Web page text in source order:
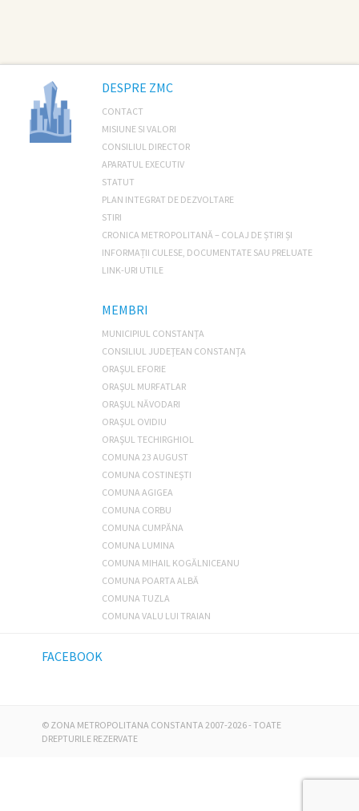
DESPRE ZMC
CONTACT
MISIUNE SI VALORI
CONSILIUL DIRECTOR
APARATUL EXECUTIV
STATUT
PLAN INTEGRAT DE DEZVOLTARE
STIRI
CRONICA METROPOLITANĂ – COLAJ DE ȘTIRI ȘI
INFORMAȚII CULESE, DOCUMENTATE SAU PRELUATE
LINK-URI UTILE
MEMBRI
MUNICIPIUL CONSTANŢA
CONSILIUL JUDEŢEAN CONSTANŢA
ORAŞUL EFORIE
ORAŞUL MURFATLAR
ORAŞUL NĂVODARI
ORAŞUL OVIDIU
ORAŞUL TECHIRGHIOL
COMUNA 23 AUGUST
COMUNA COSTINEȘTI
COMUNA AGIGEA
COMUNA CORBU
COMUNA CUMPĂNA
COMUNA LUMINA
COMUNA MIHAIL KOGĂLNICEANU
COMUNA POARTA ALBĂ
COMUNA TUZLA
COMUNA VALU LUI TRAIAN
FACEBOOK
© ZONA METROPOLITANA CONSTANTA2007-2026 - TOATE
DREPTURILE REZERVATE